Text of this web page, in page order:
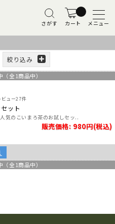
さがす カート メニュー
絞り込み
（全 1商品中）
ビュー27件
ット
気のこいまろ茶のお試しセッ..
販売価格: 980円(税込)
（全 1商品中）